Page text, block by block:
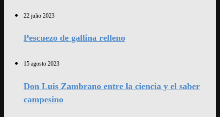
22 julio 2023
Pescuezo de gallina relleno
15 agosto 2023
Don Luis Zambrano entre la ciencia y el saber
campesino